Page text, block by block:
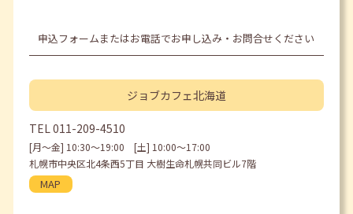
申込フォームまたはお電話でお申し込み・お問合せください
ジョブカフェ北海道
TEL 011-209-4510
[月〜金] 10:30〜19:00 [土] 10:00〜17:00
札幌市中央区北4条西5丁目 大樹生命札幌共同ビル7階
MAP